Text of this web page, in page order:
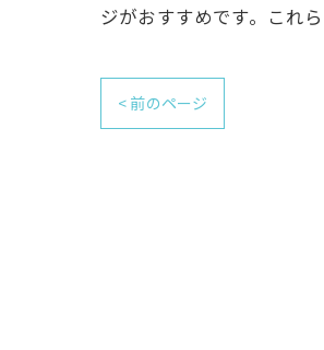
ジがおすすめです。これ
< 前のページ